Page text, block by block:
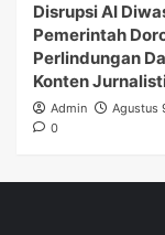
Disrupsi AI
Pemerintah
Perlindungan
Konten
Admin
Agustus
0